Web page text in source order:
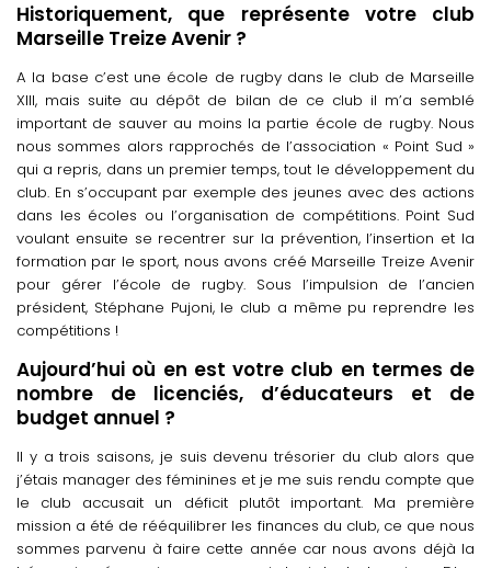
Historiquement, que représente votre club
Marseille Treize Avenir ?
A la base c’est une école de rugby dans le club de Marseille
XIII, mais suite au dépôt de bilan de ce club il m’a semblé
important de sauver au moins la partie école de rugby. Nous
nous sommes alors rapprochés de l’association « Point Sud »
qui a repris, dans un premier temps, tout le développement du
club. En s’occupant par exemple des jeunes avec des actions
dans les écoles ou l’organisation de compétitions. Point Sud
voulant ensuite se recentrer sur la prévention, l’insertion et la
formation par le sport, nous avons créé Marseille Treize Avenir
pour gérer l’école de rugby. Sous l’impulsion de l’ancien
président, Stéphane Pujoni, le club a même pu reprendre les
compétitions !
Aujourd’hui où en est votre club en termes de
nombre de licenciés, d’éducateurs et de
budget annuel ?
Il y a trois saisons, je suis devenu trésorier du club alors que
j’étais manager des féminines et je me suis rendu compte que
le club accusait un déficit plutôt important. Ma première
mission a été de rééquilibrer les finances du club, ce que nous
sommes parvenu à faire cette année car nous avons déjà la